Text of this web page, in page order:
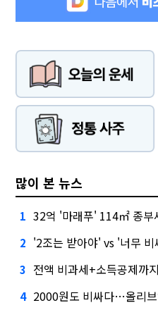
많이 본 뉴스
1 32억 '마래푸' 114㎡ 종부세,
2 '2조는 받아야' vs '너무
3 전액 비과세+소득공제까
4 2000원도 비싸다…올리브영,